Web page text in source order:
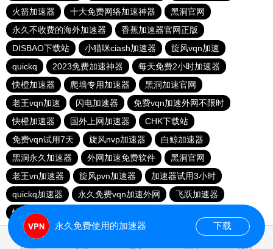
火箭加速器
十大免费网络加速神器
黑洞官网
永久不收费的海外加速器
香蕉加速器官网正版
DISBAO下载站
小猫咪ciash加速器
旋风vqn加速
quickq
2023免费加速神器
每天免费2小时加速器
快橙加速器
爬墙专用加速器
黑洞加速官网
老王vqn加速
闪电加速器
免费vqn加速外网不限时
快橙加速器
国外上网加速器
CHK下载站
免费vqn试用7天
旋风nvp加速器
白鲸加速器
黑洞永久加速器
外网加速免费软件
黑洞官网
老王vn加速器
旋风pvn加速器
加速器试用3小时
quickq加速器
永久免费vqn加速外网
飞跃加速器
快连lets加速器
永久免费使用的加速器 下载